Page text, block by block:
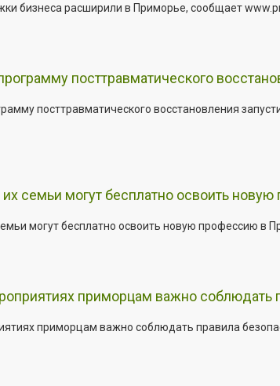
бизнеса расширили в Приморье, сообщает
посттравматического
посттравматического восстановления
семьи могут бесплатно освоить
могут бесплатно освоить новую профессию в
приморцам важно соблюдать
приморцам важно соблюдать правила